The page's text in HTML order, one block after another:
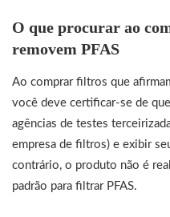
O que procurar ao
removem PFAS
Ao comprar filtros que
você deve certificar-se de
agências de testes
empresa de filtros) e exibir
contrário, o produto não é
padrão para filtrar PFAS.